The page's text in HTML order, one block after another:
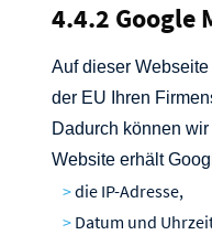
4.4.2 Google
Auf dieser
der EU Ihren
Dadurch können
Website erhält
die IP-Adresse,
Datum und